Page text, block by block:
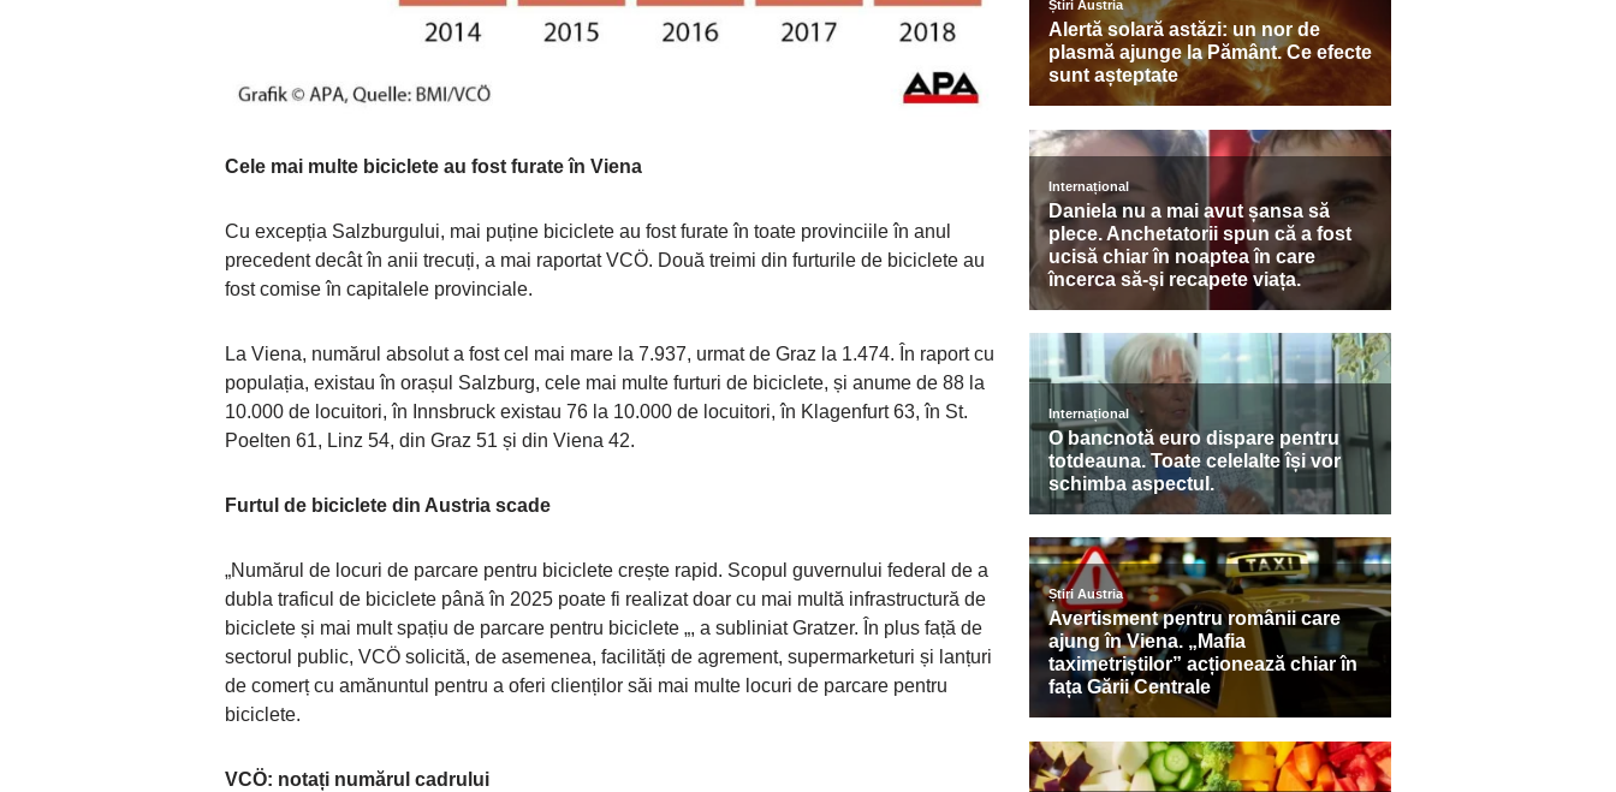
Cele mai multe biciclete au fost furate în Viena
Cu excepția Salzburgului, mai puține biciclete au fost furate în toate provinciile în anul
precedent decât în anii trecuți, a mai raportat VCÖ. Două treimi din furturile de biciclete au
fost comise în capitalele provinciale.
La Viena, numărul absolut a fost cel mai mare la 7.937, urmat de Graz la 1.474. În raport cu
populația, existau în orașul Salzburg, cele mai multe furturi de biciclete, și anume de 88 la
10.000 de locuitori, în Innsbruck existau 76 la 10.000 de locuitori, în Klagenfurt 63, în St.
Poelten 61, Linz 54, din Graz 51 și din Viena 42.
Furtul de biciclete din Austria scade
„Numărul de locuri de parcare pentru biciclete crește rapid. Scopul guvernului federal de a
dubla traficul de biciclete până în 2025 poate fi realizat doar cu mai multă infrastructură de
biciclete și mai mult spațiu de parcare pentru biciclete „, a subliniat Gratzer. În plus față de
sectorul public, VCÖ solicită, de asemenea, facilități de agrement, supermarketuri și lanțuri
de comerț cu amănuntul pentru a oferi clienților săi mai multe locuri de parcare pentru
biciclete.
VCÖ: notați numărul cadrului